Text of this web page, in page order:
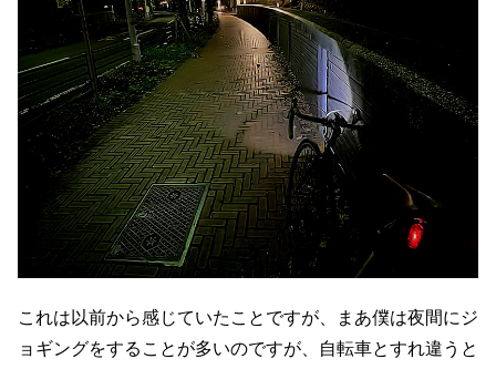
これは以前から感じていたことですが、まあ僕は夜間にジ
ョギングをすることが多いのですが、自転車とすれ違うと